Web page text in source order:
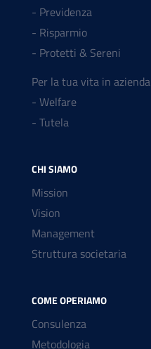
- Previdenza
- Risparmio
- Protetti & Sereni
Per la tua vita in azienda
- Welfare
- Tutela
CHI SIAMO
Mission
Vision
Management
Struttura societaria
COME OPERIAMO
Consulenza
Metodologia